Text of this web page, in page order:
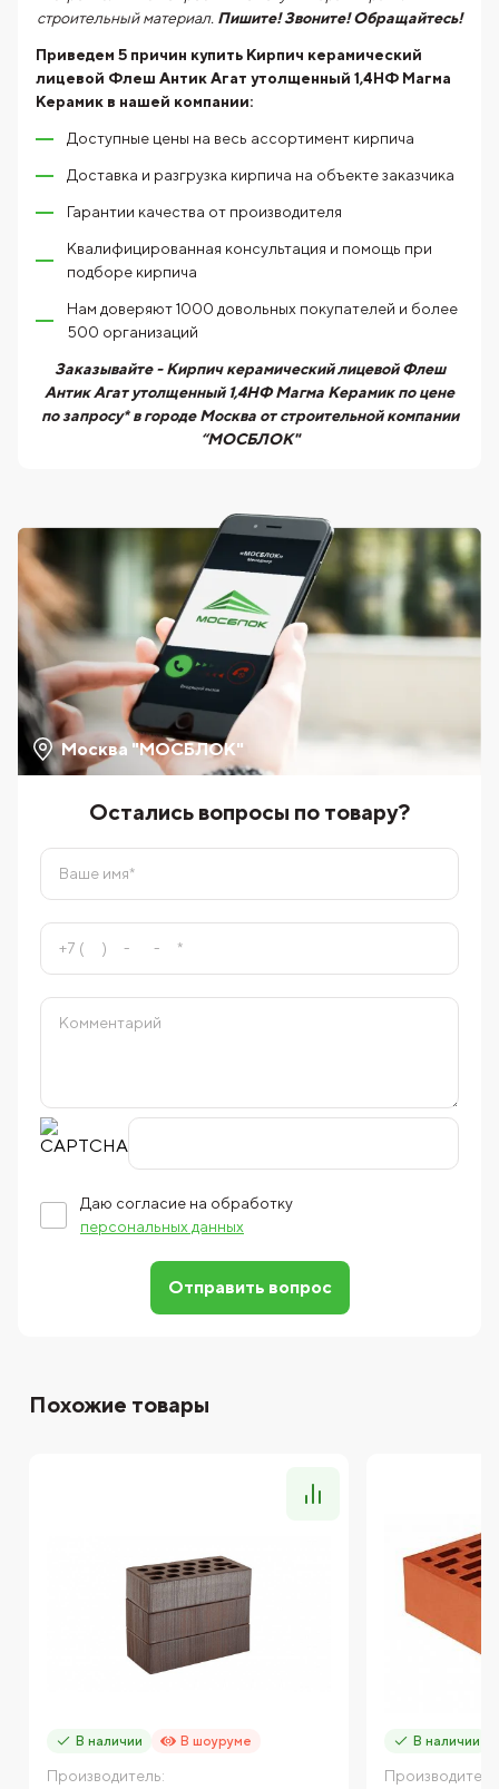
строительный материал. Пишите! Звоните! Обращайтесь!
Приведем 5 причин купить Кирпич керамический
лицевой Флеш Антик Агат утолщенный 1,4НФ Магма
Керамик в нашей компании:
Доступные цены на весь ассортимент кирпича
Доставка и разгрузка кирпича на объекте заказчика
Гарантии качества от производителя
Квалифицированная консультация и помощь при
подборе кирпича
Нам доверяют 1000 довольных покупателей и более
500 организаций
Заказывайте - Кирпич керамический лицевой Флеш
Антик Агат утолщенный 1,4НФ Магма Керамик по цене
по запросу* в городе Москва от строительной компании
“МОСБЛОК"
Москва "МОСБЛОК"
Остались вопросы по товару?
Даю согласие на обработку
персональных данных
Отправить вопрос
Похожие товары
В наличии В шоуруме
Производитель:
В наличии